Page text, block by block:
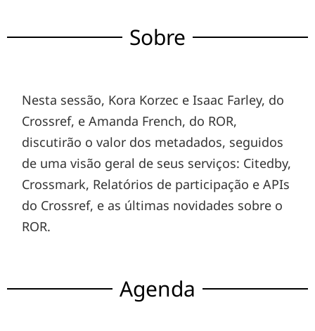
Sobre
Nesta sessão, Kora Korzec e Isaac Farley, do
Crossref, e Amanda French, do ROR,
discutirão o valor dos metadados, seguidos
de uma visão geral de seus serviços: Citedby,
Crossmark, Relatórios de participação e APIs
do Crossref, e as últimas novidades sobre o
ROR.
Agenda